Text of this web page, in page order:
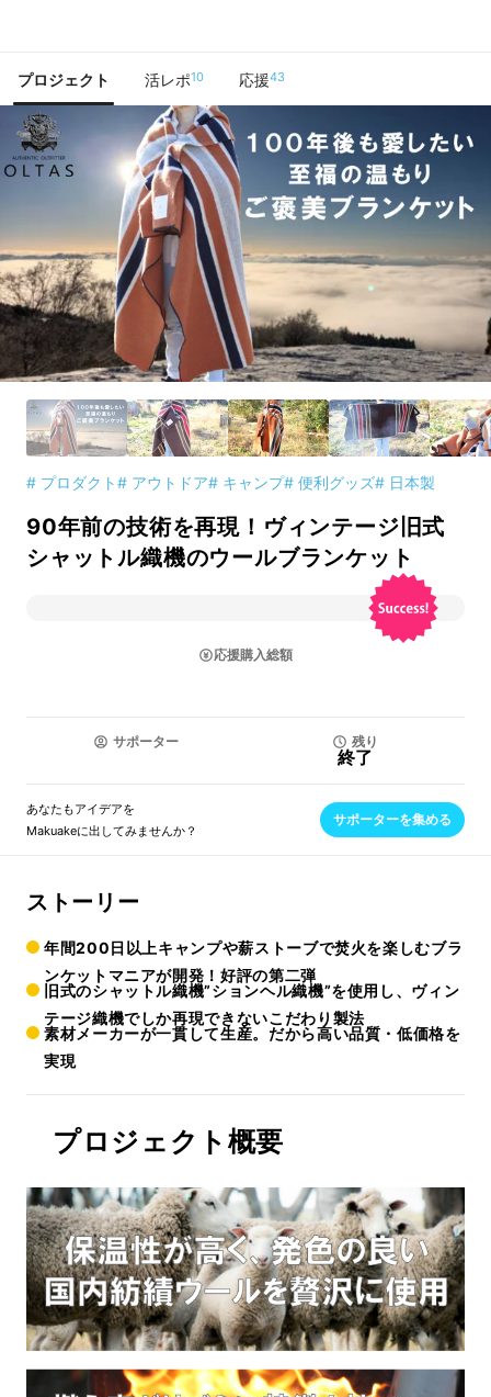
プロジェクト 活レポ10 応援43
# プロダクト# アウトドア# キャンプ# 便利グッズ# 日本製
90年前の技術を再現！ヴィンテージ旧式
シャットル織機のウールブランケット
応援購入総額
サポーター 残り
終了
あなたもアイデアを
Makuakeに出してみませんか？
サポーターを集める
ストーリー
年間200日以上キャンプや薪ストーブで焚火を楽しむブラ
ンケットマニアが開発！好評の第二弾
旧式のシャットル織機”ションヘル織機”を使用し、ヴィン
テージ織機でしか再現できないこだわり製法
素材メーカーが一貫して生産。だから高い品質・低価格を
実現
プロジェクト概要